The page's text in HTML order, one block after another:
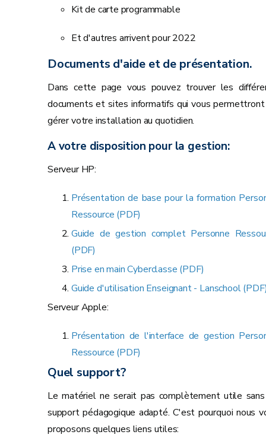
Kit de carte programmable
Et d'autres arrivent pour 2022
Documents d'aide et de présentation.
Dans cette page vous pouvez trouver les
documents et sites informatifs qui vous
gérer votre installation au quotidien.
A votre disposition pour la gestion:
Serveur HP:
Présentation de base pour la formation
Ressource (PDF)
Guide de gestion complet Personne
(PDF)
Prise en main Cyberclasse (PDF)
Guide d'utilisation Enseignant - Lanschool
Serveur Apple:
Présentation de l'interface de gestion
Ressource (PDF)
Quel support?
Le matériel ne serait pas complètement utile
support pédagogique adapté. C'est pourquoi nous
proposons quelques liens utiles: